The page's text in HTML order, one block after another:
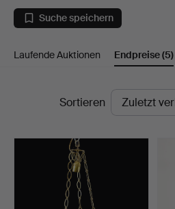
Uppsala
Auktionskammare
Suche speichern
Laufende Auktionen Endpreise(5)
EndpreiseSortieren